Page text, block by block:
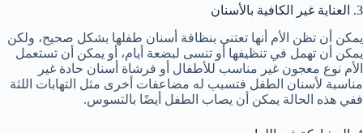
3. العناية غير الكافية بالأسنان
يمكن أن تظن الأم أنها تعتني بنظافة أسنان طفلها بشكل صحيح، ولكن
يمكن أن تهمل في تنظيفها أو تنسى لبضعة أيام، أو يمكن أن تستعمل
الأم نوع معجون غير مناسب للأطفال أو فرشاة أسنان حادة غير
مناسبة لأسنان الطفل فتسبب له مضاعفات أخرى مثل التهابات اللثة
ففي هذه الحالة يمكن أن يصاب الطفل أيضًا بالتسوس.